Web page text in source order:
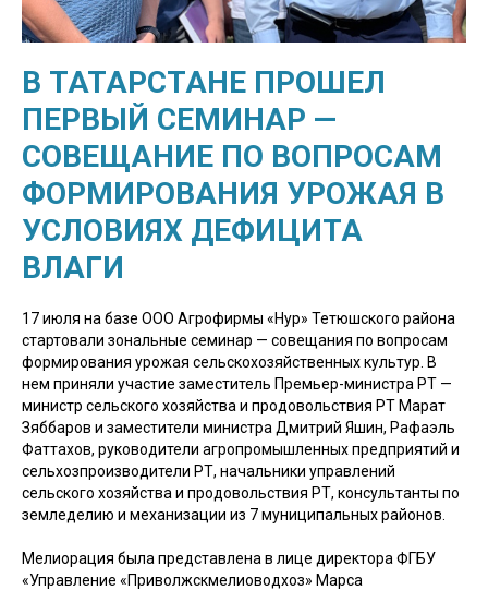
В ТАТАРСТАНЕ ПРОШЕЛ
ПЕРВЫЙ СЕМИНАР —
СОВЕЩАНИЕ ПО ВОПРОСАМ
ФОРМИРОВАНИЯ УРОЖАЯ В
УСЛОВИЯХ ДЕФИЦИТА
ВЛАГИ
17 июля на базе ООО Агрофирмы «Нур» Тетюшского района
стартовали зональные семинар — совещания по вопросам
формирования урожая сельскохозяйственных культур. В
нем приняли участие заместитель Премьер-министра РТ —
министр сельского хозяйства и продовольствия РТ Марат
Зяббаров и заместители министра Дмитрий Яшин, Рафаэль
Фаттахов, руководители агропромышленных предприятий и
сельхозпроизводители РТ, начальники управлений
сельского хозяйства и продовольствия РТ, консультанты по
земледелию и механизации из 7 муниципальных районов.
Мелиорация была представлена в лице директора ФГБУ
«Управление «Приволжскмелиоводхоз» Марса